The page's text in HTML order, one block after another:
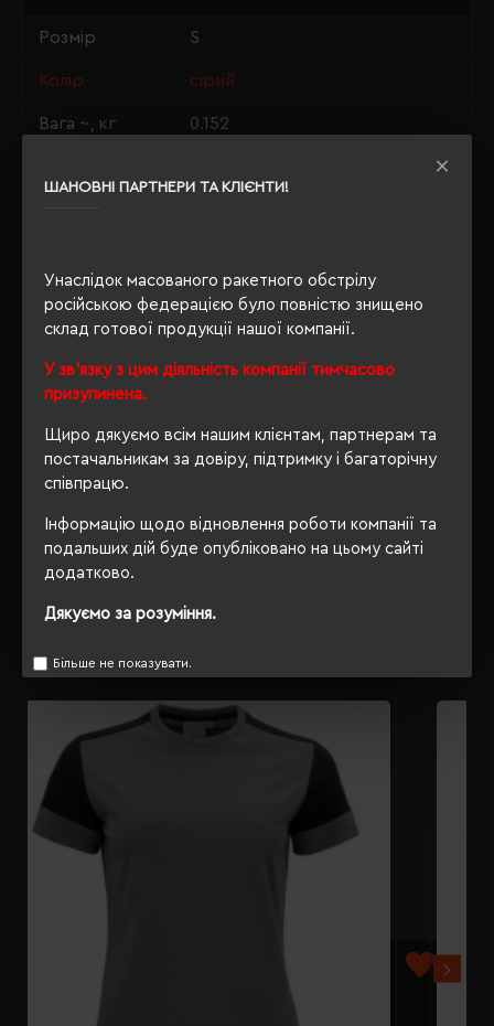
ШАНОВНІ ПАРТНЕРИ ТА КЛІЄНТИ!
Унаслідок масованого ракетного обстрілу
російською федерацією було повністю знищено
склад готової продукції нашої компанії.
У зв'язку з цим діяльність компанії тимчасово
призупинена.
Щиро дякуємо всім нашим клієнтам, партнерам та
постачальникам за довіру, підтримку і багаторічну
співпрацю.
Інформацію щодо відновлення роботи компанії та
подальших дій буде опубліковано на цьому сайті
додатково.
Дякуємо за розуміння.
Більше не показувати.
Розмір S
Колір сірий
Вага ~, кг 0.152
Напівобхват
190 г/м²
Сертифікація
OEKO-TEX® Standard 100, PETA-
ОПИС
ВІДГУКИ